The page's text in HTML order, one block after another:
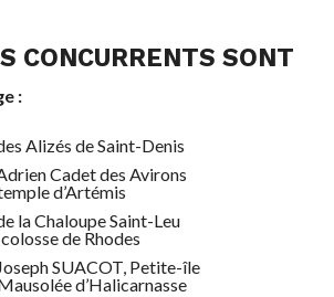
CONCURRENTS SONT
:
Alizés de Saint-Denis
Cadet des Avirons
d’Artémis
la Chaloupe Saint-Leu
de Rhodes
SUACOT, Petite-île
d’Halicarnasse